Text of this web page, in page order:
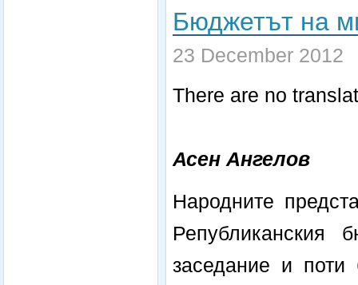
Бюджетът на
23 December 2012
There are no
Асен Ангелов
Народните
Републиканския
заседание и поти